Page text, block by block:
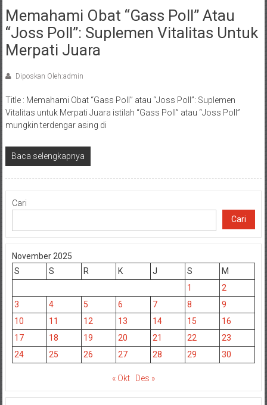
Memahami Obat “Gass Poll” Atau
“Joss Poll”: Suplemen Vitalitas Untuk
Merpati Juara
Diposkan Oleh:admin
Title : Memahami Obat “Gass Poll” atau “Joss Poll”: Suplemen
Vitalitas untuk Merpati Juara istilah “Gass Poll” atau “Joss Poll”
mungkin terdengar asing di
Baca selengkapnya
Cari
Cari
November 2025
S
S R K J S
M
1
2
3
4 5 6 7 8
9
10
11 12 13 14 15
16
17
18 19 20 21 22
23
24
25 26 27 28 29 30
« Okt Des »